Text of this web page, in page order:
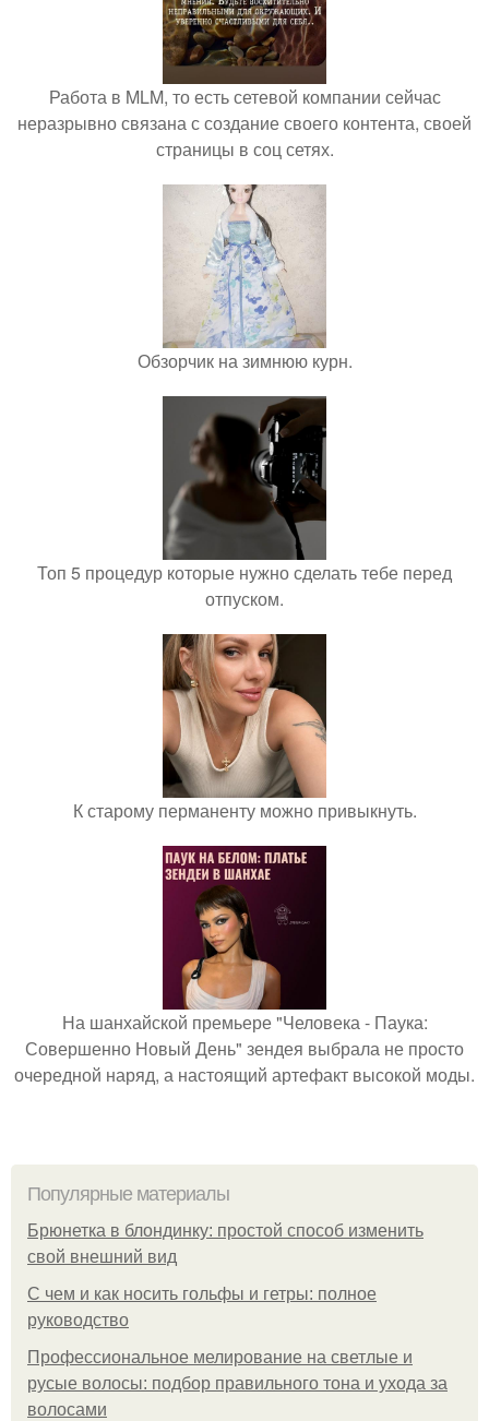
Работа в MLM, то есть сетевой компании сейчас
неразрывно связана с создание своего контента, своей
страницы в соц сетях.
Обзорчик на зимнюю курн.
Топ 5 процедур которые нужно сделать тебе перед
отпуском.
К старому перманенту можно привыкнуть.
На шанхайской премьере "Человека - Паука:
Совершенно Новый День" зендея выбрала не просто
очередной наряд, а настоящий артефакт высокой моды.
Популярные материалы
Брюнетка в блондинку: простой способ изменить
свой внешний вид
С чем и как носить гольфы и гетры: полное
руководство
Профессиональное мелирование на светлые и
русые волосы: подбор правильного тона и ухода за
волосами